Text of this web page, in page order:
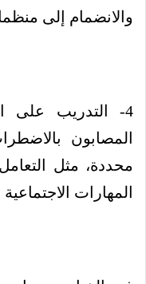
والانضمام إلى
4- التدريب على
المصابون
محددة، مثل
المهارات